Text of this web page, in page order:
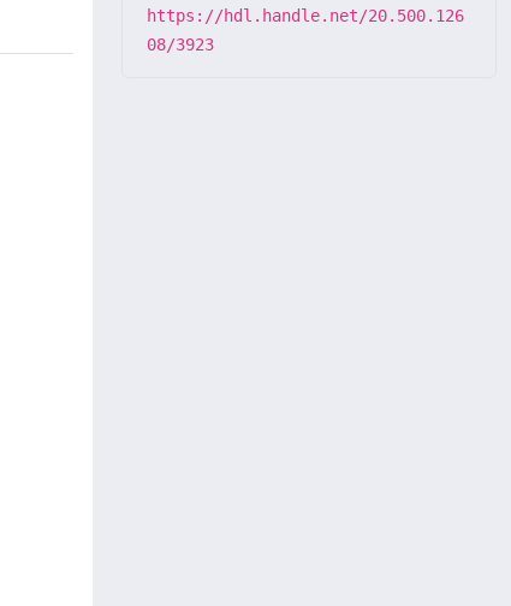
https://hdl.handle.net/20.500.126
08/3923